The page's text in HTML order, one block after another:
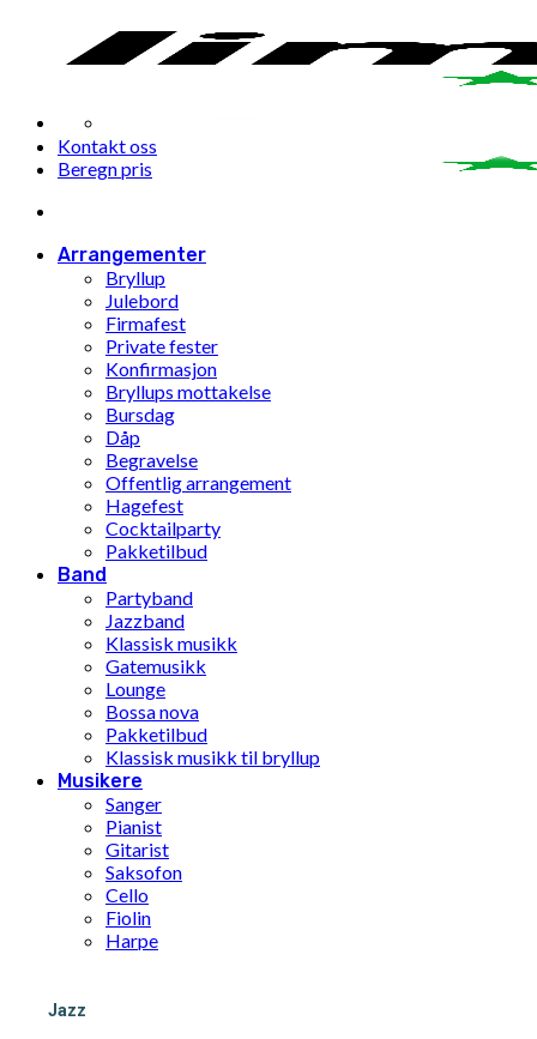
innhold
Arrangementer
Bryllup
Julebord
Firmafest
Private fester
Konfirmasjon
Bryllups mottakelse
Bursdag
Dåp
Begravelse
Offentlig arrangement
Hagefest
Cocktailparty
Pakketilbud
Band
Partyband
Jazzband
Klassisk musikk
Gatemusikk
Lounge
Bossa nova
Pakketilbud
Klassisk musikk til bryllup
Musikere
Sanger
Pianist
Gitarist
Saksofon
Cello
Fiolin
Harpe
Kontakt oss
Beregn pris
Jazz